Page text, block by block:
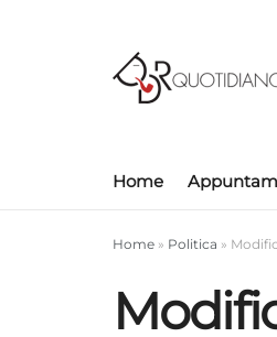
Home
Home » Politica »